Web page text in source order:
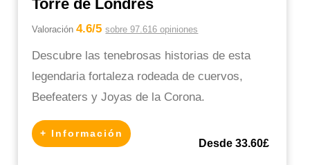
Torre de Londres
Valoración4.6/5sobre 97.616 opiniones
Descubre las tenebrosas historias de esta
legendaria fortaleza rodeada de cuervos,
Beefeaters y Joyas de la Corona.
+ Información
Desde 33.60£